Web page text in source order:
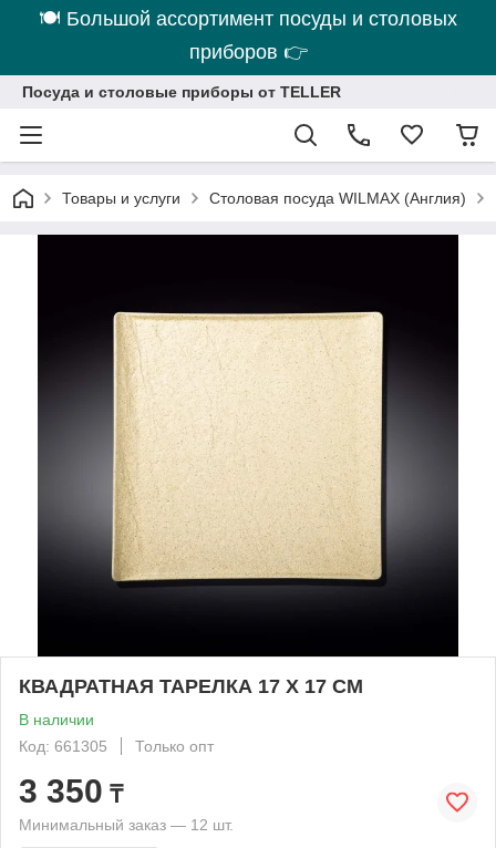
🍽 Большой ассортимент посуды и столовых
приборов 👉
Посуда и столовые приборы от TELLER
Товары и услуги Столовая посуда WILMAX (Англия)
КВАДРАТНАЯ ТАРЕЛКА 17 Х 17 СМ
В наличии
Код: 661305
Только опт
3 350 ₸
Минимальный заказ — 12 шт.